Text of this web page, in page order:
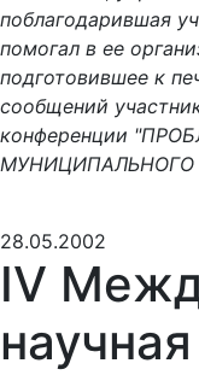
поблагодарившая
помогал в ее
подготовившее к
сообщений
конференции
МУНИЦИПАЛЬНОГО
28.05.2002
IV